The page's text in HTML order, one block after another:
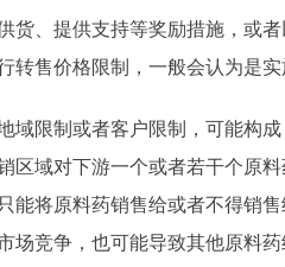
、提供支持等奖励措施，或者
转售价格限制，一般会认为是
限制或者客户限制，可能构成
区域对下游一个或者若干个原
能将原料药销售给或者不得销
场竞争，也可能导致其他原料